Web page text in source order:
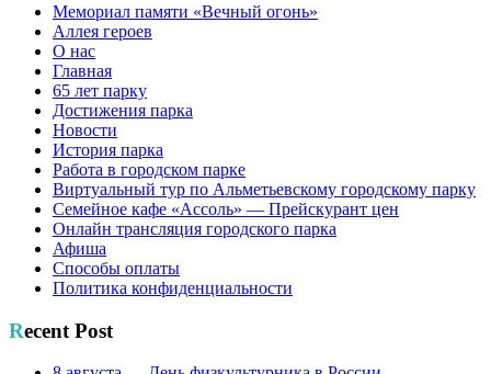
Мемориал памяти «Вечный огонь»
Аллея героев
О нас
Главная
65 лет парку
Достижения парка
Новости
История парка
Работа в городском парке
Виртуальный тур по Альметьевскому городскому парку
Семейное кафе «Ассоль» — Прейскурант цен
Онлайн трансляция городского парка
Афиша
Способы оплаты
Политика конфиденциальности
Recent Post